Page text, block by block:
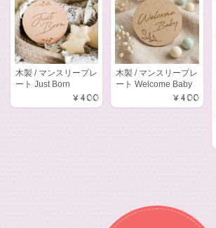
木製 / マンスリープレ
ート Just Born
¥400
木製 / マンスリープレ
ート Welcome Baby
¥400